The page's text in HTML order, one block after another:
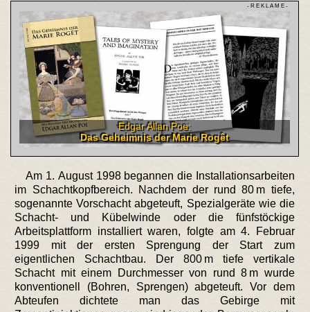
- R E K L A M E -
Edgar Allan Poe:
Das Geheimnis der Marie Rogêt
Am 1. August 1998 begannen die Installationsarbeiten
im Schachtkopfbereich. Nachdem der rund 80 m tiefe,
sogenannte Vorschacht abgeteuft, Spezialgeräte wie die
Schacht- und Kübelwinde oder die fünfstöckige
Arbeitsplattform installiert waren, folgte am 4. Februar
1999 mit der ersten Sprengung der Start zum
eigentlichen Schachtbau. Der 800 m tiefe vertikale
Schacht mit einem Durchmesser von rund 8 m wurde
konventionell (Bohren, Sprengen) abgeteuft. Vor dem
Abteufen dichtete man das Gebirge mit